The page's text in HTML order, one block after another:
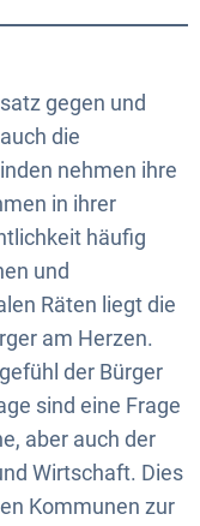
gegen und
die
nehmen ihre
in ihrer
häufig
und
Räten liegt die
am Herzen.
der Bürger
sind eine Frage
aber auch der
Wirtschaft. Dies
Kommunen zur